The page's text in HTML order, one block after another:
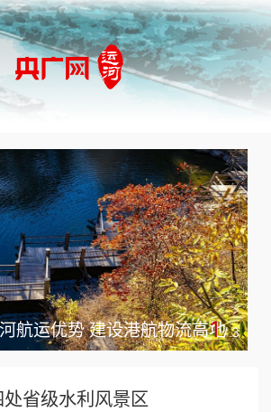
航运优势 建设港航物流高地
1/3
省级水利风景区